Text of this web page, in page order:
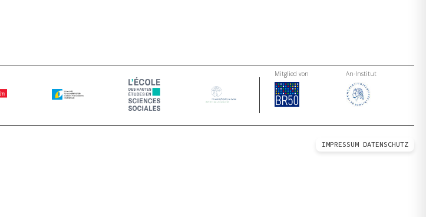
Mitglied von An-Institut
IMPRESSUM DATENSCHUTZ